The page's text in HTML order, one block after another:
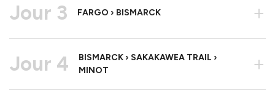
Jour 3 FARGO › BISMARCK +
Jour 4
BISMARCK › SAKAKAWEA TRAIL ›
MINOT
+